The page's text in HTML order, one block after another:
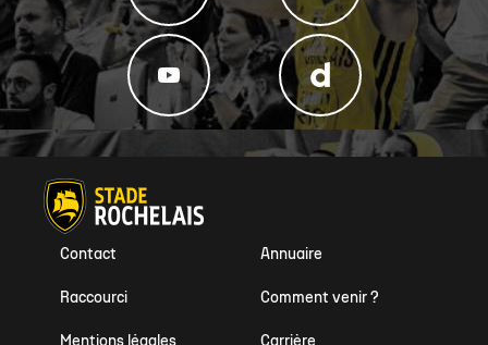
Annuaire
Contact
Comment venir ?
Raccourci